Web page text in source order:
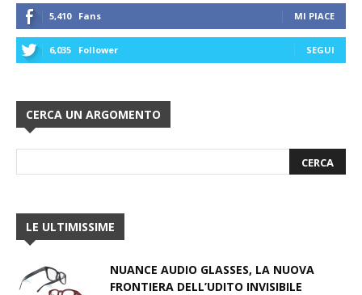
5,410 Fans MI PIACE
6,035 Follower SEGUI
CERCA UN ARGOMENTO
LE ULTIMISSIME
NUANCE AUDIO GLASSES, LA NUOVA
FRONTIERA DELL’UDITO INVISIBILE